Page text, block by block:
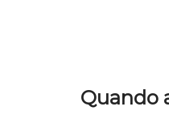
Quando